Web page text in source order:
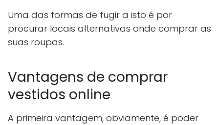
Uma das formas de fugir a isto é por
procurar locais alternativas onde comprar as
suas roupas.
Vantagens de comprar
vestidos online
A primeira vantagem, obviamente, é poder